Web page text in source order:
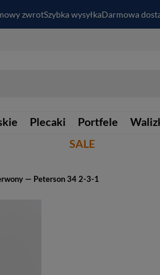
zwrotSzybka wysyłkaDarmowa
Plecaki Portfele
SALE
— Peterson 34 2-3-1